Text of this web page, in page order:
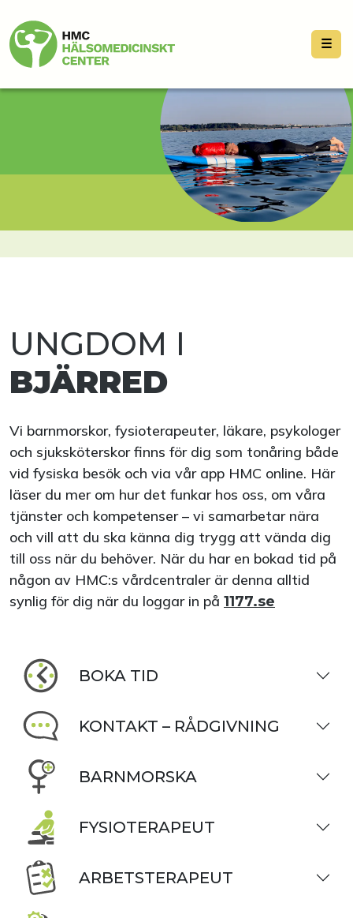
☰
UNGDOM I
BJÄRRED
Vi barnmorskor, fysioterapeuter, läkare, psykologer
och sjuksköterskor finns för dig som tonåring både
vid fysiska besök och via vår app HMC online. Här
läser du mer om hur det funkar hos oss, om våra
tjänster och kompetenser – vi samarbetar nära
och vill att du ska känna dig trygg att vända dig
till oss när du behöver. När du har en bokad tid på
någon av HMC:s vårdcentraler är denna alltid
synlig för dig när du loggar in på 1177.se
BOKA TID
KONTAKT – RÅDGIVNING
BARNMORSKA
FYSIOTERAPEUT
ARBETSTERAPEUT